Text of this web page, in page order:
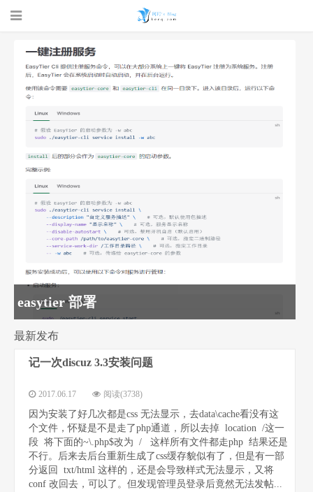
珂珂的个人
博客 - 一个
程序猿的个
easytier 部署
最新发布
记一次discuz 3.3安装问题
2017.06.17 阅读(3738)
因为安装了好几次都是css 无法显示，去data\cache看没有这
个文件，怀疑是不是走了php通道，所以去掉 location /这一
段 将下面的~\.php$改为 / 这样所有文件都走php 结果还是
不行。后来去后台重新生成了css缓存貌似有了，但是有一部
分返回 txt/html 这样的，还是会导致样式无法显示，又将
conf 改回去，可以了。但发现管理员登录后竟然无法发帖...